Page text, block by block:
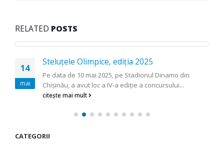
RELATED POSTS
14
mai
Steluțele Olimpice, ediția 2025
Pe data de 10 mai 2025, pe Stadionul Dinamo din
Chișinău, a avut loc a IV-a ediție a concursului...
citește mai mult
CATEGORII